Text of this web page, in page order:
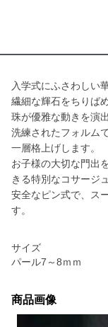
入学式にふさわしい
繊細な輝石をちりば
珠が優雅な動きを演
洗練されたフォルム
一層格上げします。
お子様の大切な門出
きる特別なコサージ
安全なピン式で、ス
す。
サイズ
パール7～8ｍｍ
商品画像